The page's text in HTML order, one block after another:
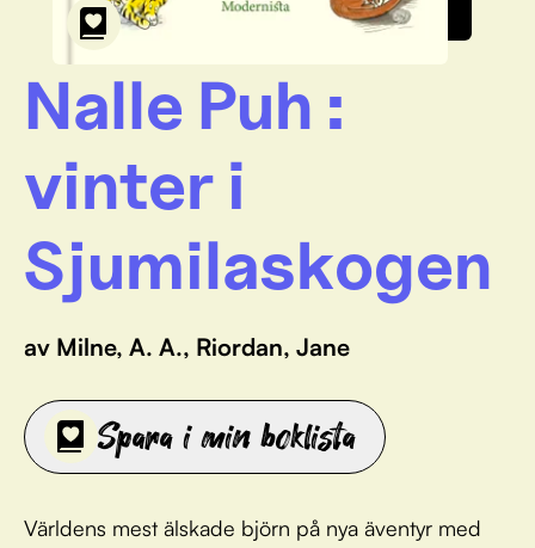
Nalle Puh :
vinter i
Sjumilaskogen
av Milne, A. A., Riordan, Jane
Spara i min boklista
Världens mest älskade björn på nya äventyr med